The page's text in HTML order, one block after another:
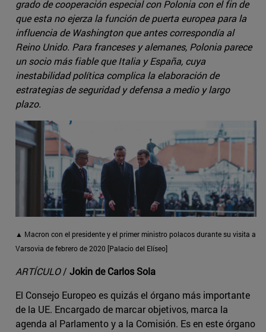
grado de cooperación especial con Polonia con el fin de
que esta no ejerza la función de puerta europea para la
influencia de Washington que antes correspondía al
Reino Unido. Para franceses y alemanes, Polonia parece
un socio más fiable que Italia y España, cuya
inestabilidad política complica la elaboración de
estrategias de seguridad y defensa a medio y largo
plazo.
▲ Macron con el presidente y el primer ministro polacos durante su visita a
Varsovia de febrero de 2020 [Palacio del Elíseo]
ARTÍCULO/ Jokin de Carlos Sola
El Consejo Europeo es quizás el órgano más importante
de la UE. Encargado de marcar objetivos, marca la
agenda al Parlamento y a la Comisión. Es en este órgano